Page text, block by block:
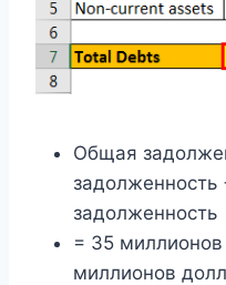
Общая
задолженность
задолженность
= 35
миллионов